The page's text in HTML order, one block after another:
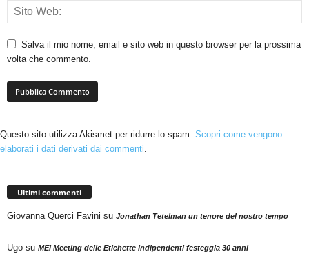
Salva il mio nome, email e sito web in questo browser per la prossima
volta che commento.
Questo sito utilizza Akismet per ridurre lo spam. Scopri come vengono
elaborati i dati derivati dai commenti.
Ultimi commenti
Giovanna Querci Favini su Jonathan Tetelman un tenore del nostro tempo
Ugo su MEI Meeting delle Etichette Indipendenti festeggia 30 anni